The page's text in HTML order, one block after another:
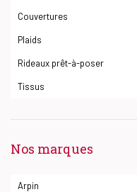
Couvertures
Plaids
Rideaux prêt-à-poser
Tissus
Nos marques
Arpin